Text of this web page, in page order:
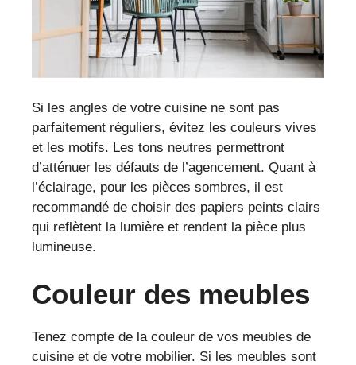
Si les angles de votre cuisine ne sont pas
parfaitement réguliers, évitez les couleurs vives
et les motifs. Les tons neutres permettront
d’atténuer les défauts de l’agencement. Quant à
l’éclairage, pour les pièces sombres, il est
recommandé de choisir des papiers peints clairs
qui reflètent la lumière et rendent la pièce plus
lumineuse.
Couleur des meubles
Tenez compte de la couleur de vos meubles de
cuisine et de votre mobilier. Si les meubles sont